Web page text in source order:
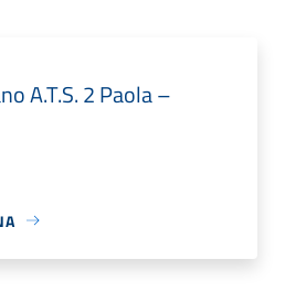
A.T.S. 2 Paola –